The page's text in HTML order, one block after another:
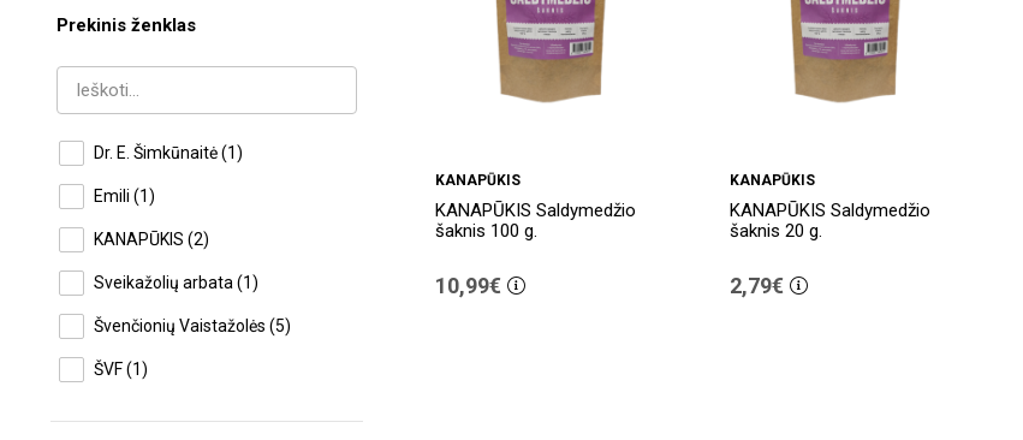
Prekinis ženklas
Dr. E. Šimkūnaitė(1)
Emili (1)
KANAPŪKIS (2)
Sveikažolių arbata (1)
Švenčionių Vaistažolės (5)
ŠVF(1)
KANAPŪKIS
KANAPŪKIS Saldymedžio
šaknis 100 g.
10,99€
KANAPŪKIS
KANAPŪKIS Saldymedžio
šaknis 20 g.
2,79€